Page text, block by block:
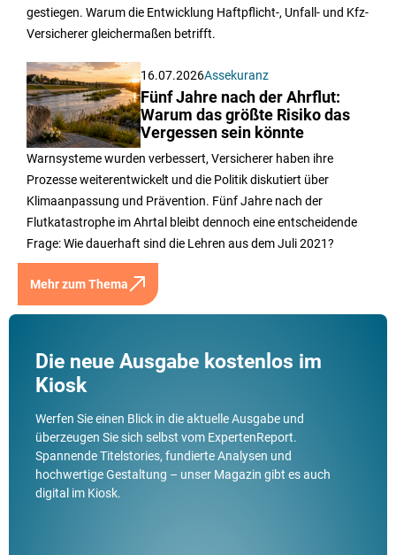
gestiegen. Warum die Entwicklung Haftpflicht-, Unfall- und Kfz-
Versicherer gleichermaßen betrifft.
16.07.2026Assekuranz
Fünf Jahre nach der Ahrflut:
Warum das größte Risiko das
Vergessen sein könnte
Warnsysteme wurden verbessert, Versicherer haben ihre
Prozesse weiterentwickelt und die Politik diskutiert über
Klimaanpassung und Prävention. Fünf Jahre nach der
Flutkatastrophe im Ahrtal bleibt dennoch eine entscheidende
Frage: Wie dauerhaft sind die Lehren aus dem Juli 2021?
Mehr zum Thema
Die neue Ausgabe kostenlos im
Kiosk
Werfen Sie einen Blick in die aktuelle Ausgabe und
überzeugen Sie sich selbst vom ExpertenReport.
Spannende Titelstories, fundierte Analysen und
hochwertige Gestaltung – unser Magazin gibt es auch
digital im Kiosk.